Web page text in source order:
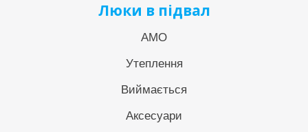
Люки в підвал
АМО
Утеплення
Виймається
Аксесуари